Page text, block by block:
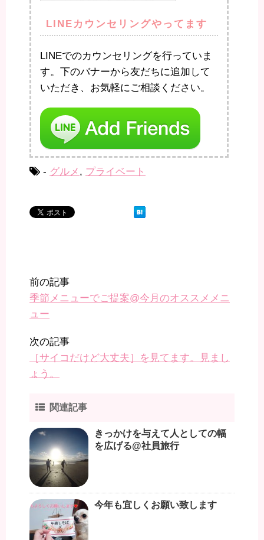
LINEカウンセリングやってます
LINEでのカウンセリングを行っていま
す。下のバナーから友だちに追加して
いただき、お気軽にご相談ください。
- グルメ , プライベート
前の記事
季節メニューでご提案@今月のオススメメニ
ュー
次の記事
［サイコだけど大丈夫］を見てます。見まし
ょう。
関連記事
きっかけを与えて人としての幅
を広げる@社員旅行
今年も宜しくお願い致します